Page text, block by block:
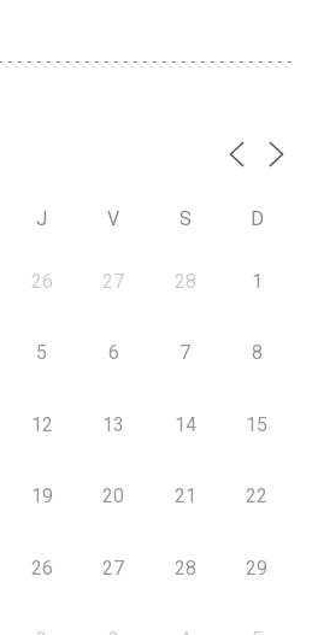
J V S D
26 27 28 1
5 6 7 8
12 13 14 15
19 20 21 22
26 27 28 29